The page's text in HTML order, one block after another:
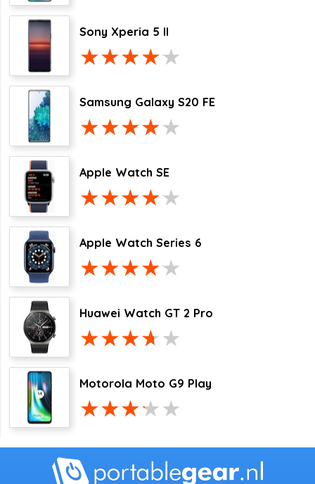
Sony Xperia 5 II
Samsung Galaxy S20 FE
Apple Watch SE
Apple Watch Series 6
Huawei Watch GT 2 Pro
Motorola Moto G9 Play